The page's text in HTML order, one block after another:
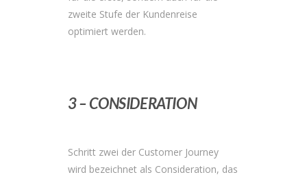
zweite Stufe der Kundenreise
optimiert werden.
3 – CONSIDERATION
Schritt zwei der Customer Journey
wird bezeichnet als Consideration, das